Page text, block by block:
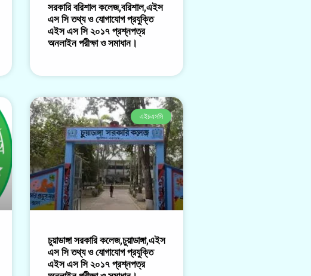
সরকারি বরিশাল কলেজ,বরিশাল,এইস
এস সি তথ্য ও যোগাযোগ প্রযুক্তি
এইস এস সি ২০১৭ প্রশ্নপত্র
অনলাইন পরীক্ষা ও সমাধান।
এইচএসসি
চুয়াডাঙ্গা সরকারি কলেজ,চুয়াডাঙ্গা,এইস
এস সি তথ্য ও যোগাযোগ প্রযুক্তি
এইস এস সি ২০১৭ প্রশ্নপত্র